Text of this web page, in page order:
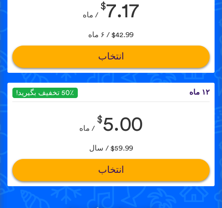
$7.17 / ماه
$42.99 / ۶ ماه
انتخاب
۱۲ ماه 50٪ تخفیف بگیرید!
$5.00 / ماه
$59.99 / سال
انتخاب